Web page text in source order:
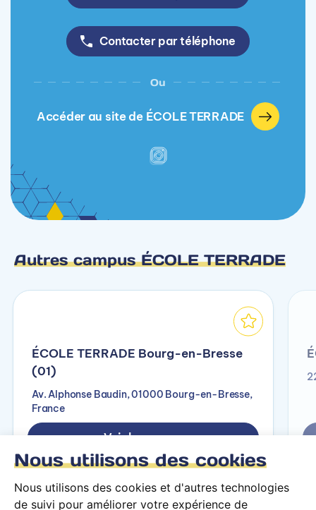
Nous utilisons des cookies
Nous utilisons des cookies et d'autres technologies
de suivi pour améliorer votre expérience de
Contacter par téléphone
Ou
Accéder au site de ÉCOLE TERRADE
Autres campus ÉCOLE TERRADE
ÉCOLE TERRADE Bourg-en-Bresse
(01)
Av. Alphonse Baudin, 01000 Bourg-en-Bresse,
France
Voir le campus